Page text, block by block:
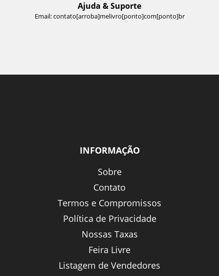
Ajuda & Suporte
Email: contato[arroba]melivro[ponto]com[ponto]br
INFORMAÇÃO
Sobre
Contato
Termos e Compromissos
Política de Privacidade
Nossas Taxas
Feira Livre
Listagem de Vendedores